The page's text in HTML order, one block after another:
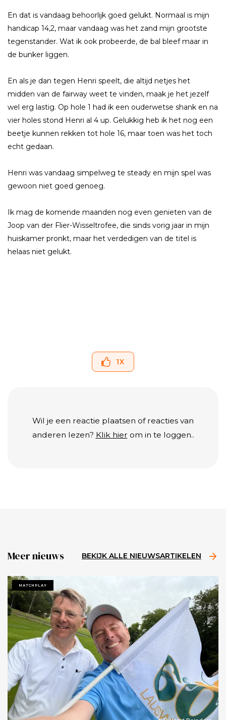
En dat is vandaag behoorlijk goed gelukt. Normaal is mijn
handicap 14,2, maar vandaag was het zand mijn grootste
tegenstander. Wat ik ook probeerde, de bal bleef maar in
de bunker liggen.
En als je dan tegen Henri speelt, die altijd netjes het
midden van de fairway weet te vinden, maak je het jezelf
wel erg lastig. Op hole 1 had ik een ouderwetse shank en na
vier holes stond Henri al 4 up. Gelukkig heb ik het nog een
beetje kunnen rekken tot hole 16, maar toen was het toch
echt gedaan.
Henri was vandaag simpelweg te steady en mijn spel was
gewoon niet goed genoeg.
Ik mag de komende maanden nog even genieten van de
Joop van der Flier-Wisseltrofee, die sinds vorig jaar in mijn
huiskamer pronkt, maar het verdedigen van de titel is
helaas niet gelukt.
1X
Wil je een reactie plaatsen of reacties van
anderen lezen? Klik hier om in te loggen..
Meer nieuws BEKIJK ALLE NIEUWSARTIKELEN
MATCHPLAY